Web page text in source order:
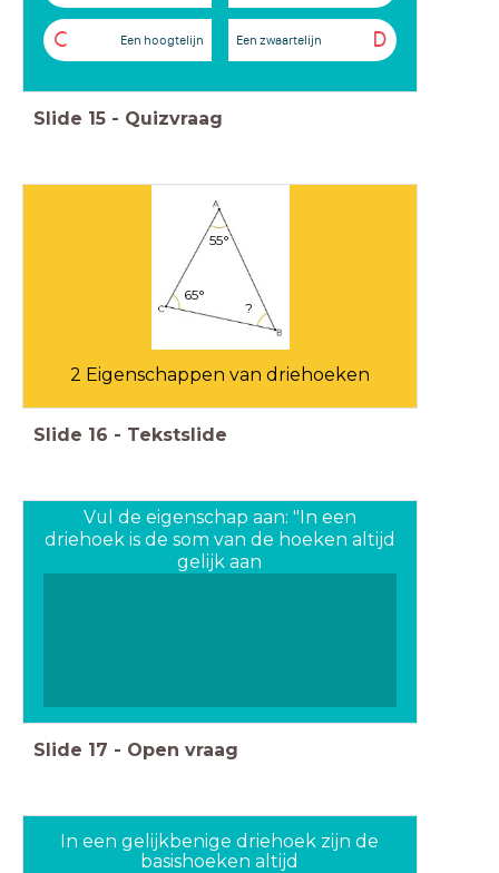
C Een hoogtelijn D
Een zwaartelijn
Slide 15 - Quizvraag
2 Eigenschappen van driehoeken
55°
65°
?
Slide 16 - Tekstslide
Vul de eigenschap aan: "In een
driehoek is de som van de hoeken altijd
gelijk aan
Slide 17 - Open vraag
In een gelijkbenige driehoek zijn de
basishoeken altijd